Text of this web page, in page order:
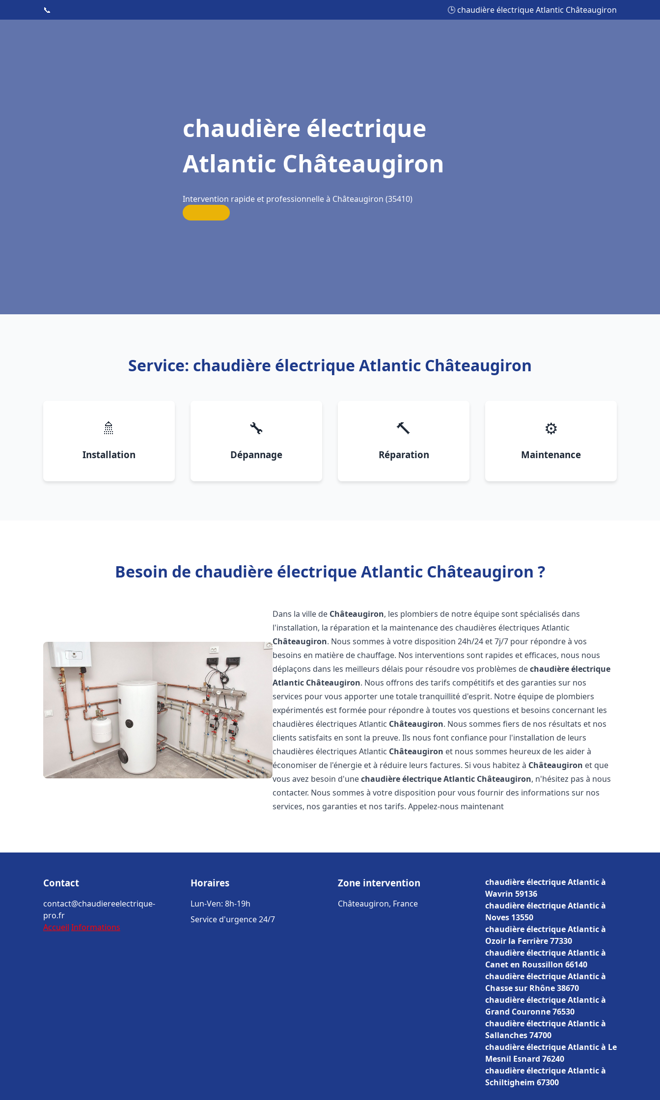
📞 🕒 chaudière électrique Atlantic Châteaugiron
chaudière électrique
Atlantic Châteaugiron
Intervention rapide et professionnelle à Châteaugiron (35410)
Service: chaudière électrique Atlantic Châteaugiron
🚿
Installation
🔧
Dépannage
🔨
Réparation
⚙️
Maintenance
Besoin de chaudière électrique Atlantic Châteaugiron ?
Dans la ville de Châteaugiron, les plombiers de notre équipe sont spécialisés dans
l'installation, la réparation et la maintenance des chaudières électriques Atlantic
Châteaugiron. Nous sommes à votre disposition 24h/24 et 7j/7 pour répondre à vos
besoins en matière de chauffage. Nos interventions sont rapides et efficaces, nous nous
déplaçons dans les meilleurs délais pour résoudre vos problèmes dechaudière électrique
Atlantic Châteaugiron. Nous offrons des tarifs compétitifs et des garanties sur nos
services pour vous apporter une totale tranquillité d'esprit. Notre équipe de plombiers
expérimentés est formée pour répondre à toutes vos questions et besoins concernant les
chaudières électriques Atlantic Châteaugiron. Nous sommes fiers de nos résultats et nos
clients satisfaits en sont la preuve. Ils nous font confiance pour l'installation de leurs
chaudières électriques Atlantic Châteaugiron et nous sommes heureux de les aider à
économiser de l'énergie et à réduire leurs factures. Si vous habitez à Châteaugiron et que
vous avez besoin d'unechaudière électrique Atlantic Châteaugiron, n'hésitez pas à nous
contacter. Nous sommes à votre disposition pour vous fournir des informations sur nos
services, nos garanties et nos tarifs. Appelez-nous maintenant
Contact
contact@chaudiereelectrique-
pro.fr
Accueil Informations
Horaires
Lun-Ven: 8h-19h
Service d'urgence 24/7
Zone intervention
Châteaugiron, France
chaudière électrique Atlantic à
Wavrin 59136
chaudière électrique Atlantic à
Noves 13550
chaudière électrique Atlantic à
Ozoir la Ferrière 77330
chaudière électrique Atlantic à
Canet en Roussillon 66140
chaudière électrique Atlantic à
Chasse sur Rhône 38670
chaudière électrique Atlantic à
Grand Couronne 76530
chaudière électrique Atlantic à
Sallanches 74700
chaudière électrique Atlantic à Le
Mesnil Esnard 76240
chaudière électrique Atlantic à
Schiltigheim 67300